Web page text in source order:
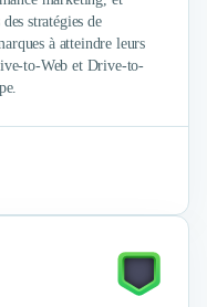
stratégies de
à atteindre leurs
to-Web et Drive-to-